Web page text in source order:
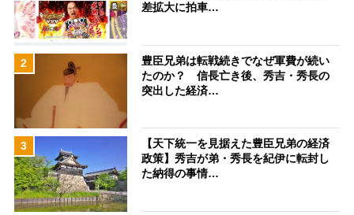
差拡大に拍車…
2
豊臣兄弟は転戦続きでなぜ軍費が続い
たのか？ 信長亡き後、秀吉・秀長の
突出した経済…
3
【天下統一を見据えた豊臣兄弟の経済
政策】秀吉が弟・秀長を紀伊に転封し
た納得の事情…